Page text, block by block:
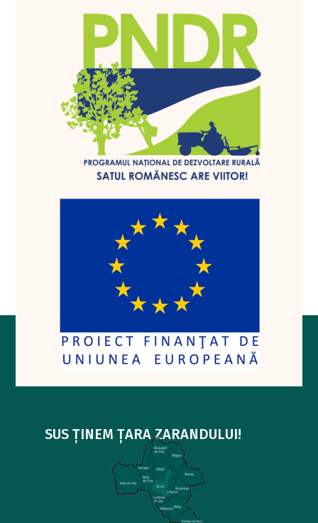
SUS ȚINEM ȚARA ZARANDULUI!